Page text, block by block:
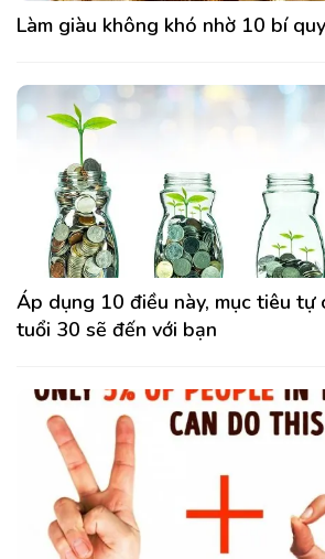
Làm giàu không khó nhờ 10 bí
Áp dụng 10 điều này, mục tiêu tự
tuổi 30 sẽ đến với bạn